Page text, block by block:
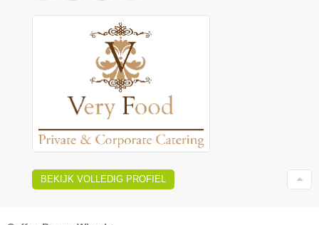
BEKIJK VOLLEDIG PROFIEL